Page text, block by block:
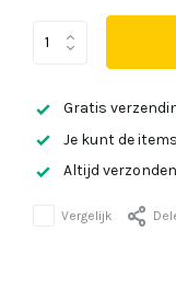
Gratis
Je kunt de
Altijd
Vergelijk